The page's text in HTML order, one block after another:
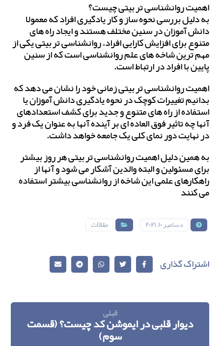
اهمیت روانشناسی تربیتی چیست؟
به دلیل بررسی نحوه ساز و کار یادگیری افراد که معمولا
دانش آموزان در سنین مختلف هستند و ایجاد راه های
متنوع برای افزایش کارایی افراد، روانشناسی تربیتی یکی از
مهم ترین شاخه های علم روانشناسی است که از سنین
پایین با افراد در ارتباط است.
اهمیت روانشناسی تربیتی زمانی خود را نشان می دهد که
بدانیم تغییرات کوچک در نحوه یادگیری دانش آموزان یا
استفاده از راه های متنوع و جدید برای کشف استعدادهای
آنها چه تاثیر فوق العاده ای بر آینده آنها به عنوان یک فرد و
در نهایت دور نمای کلی یک جامعه خواهد داشت.
به همین دلیل اهمیت روانشناسی تربیتی هر روز بیشتر
برای مسئولین و البته والدین آشکار می شود و آنها از
راهکارهای علمی این شاخه از روانشناسی بیشتر استفاده
می کنند
دسامبر ۱۰, ۲۰۲۱ مقالات
قبلی
دیوار قلبی در ایموشن کد چیست؟ (قسمت
سوم)